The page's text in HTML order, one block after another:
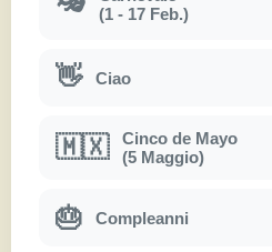
(1 - 17 Feb.)
👋 Ciao
🇲🇽
Cinco de Mayo
(5 Maggio)
🎂 Compleanni